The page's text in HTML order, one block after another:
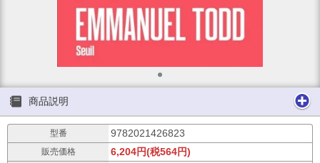
商品説明
型番 9782021426823
販売価格 6,204円(税564円)